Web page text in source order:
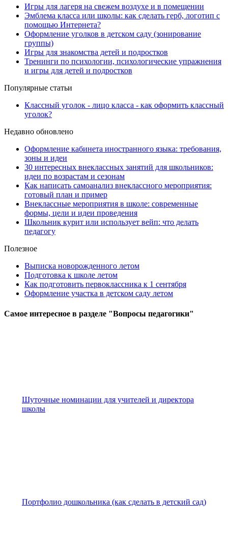
Игры для лагеря на свежем воздухе и в помещении
Эмблема класса или школы: как сделать герб, логотип с
помощью Интернета?
Оформление уголков в детском саду (зонирование
группы)
Игры для знакомства детей и подростков
Тренинги по психологии, психологические упражнения
и игры для детей и подростков
Популярные статьи
Классный уголок - лицо класса - как оформить классный
уголок?
Недавно обновлено
Оформление кабинета иностранного языка: требования,
зоны и идеи
30 интересных внеклассных занятий для школьников:
идеи по возрастам и сезонам
Как написать самоанализ внеклассного мероприятия:
готовый план и пример
Внеклассные мероприятия в школе: современные
формы, цели и идеи проведения
Школьник курит или использует вейп: что делать
педагогу
Полезное
Выписка новорожденного летом
Подготовка к школе летом
Как подготовить первоклассника к 1 сентября
Оформление участка в детском саду летом
Самое интересное в разделе "Вопросы педагогики"
Шуточные номинации для учителей и директора
школы
Портфолио дошкольника (как сделать в детский сад)